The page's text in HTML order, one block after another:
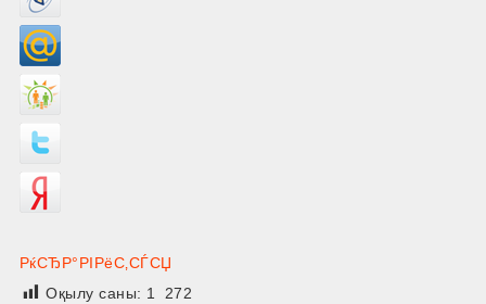
РќСЂР°РІРёС‚СЃСЏ
Оқылу саны: 1 272